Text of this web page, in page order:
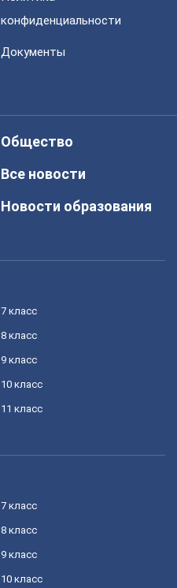
конфиденциальности
Документы
Общество
Все новости
Новости образования
7 класс
8 класс
9 класс
10 класс
11 класс
7 класс
8 класс
9 класс
10 класс